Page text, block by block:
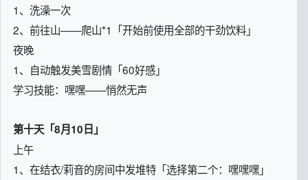
1、洗澡一次
2、前往山——爬山*1「开始前使用全部的干劲饮料」
夜晚
1、自动触发美雪剧情「60好感」
学习技能：嘿嘿——悄然无声
第十天「8月10日」
上午
1、在结衣/莉音的房间中发堆特「选择第二个：嘿嘿嘿」